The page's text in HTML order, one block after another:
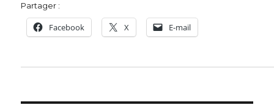
Partager :
Facebook X E-mail